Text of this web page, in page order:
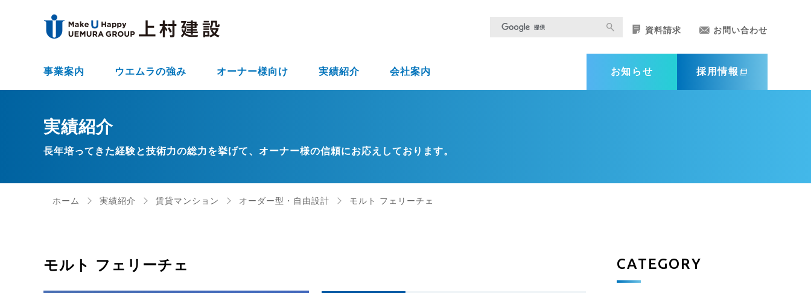
事業案内 ウエムラの強み オーナー様向け 実績紹介 会社案内 お知らせ 採用情報
資料請求 お問い合わせ
実績紹介
長年培ってきた経験と技術力の総力を挙げて、オーナー様の信頼にお応えしております。
ホーム 実績紹介 賃貸マンション オーダー型・自由設計 モルト フェリーチェ
モルト フェリーチェ CATEGORY